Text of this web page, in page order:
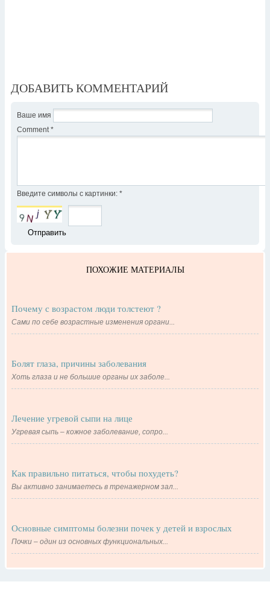
ДОБАВИТЬ КОММЕНТАРИЙ
Ваше имя
Comment *
Введите символы с картинки: *
ПОХОЖИЕ МАТЕРИАЛЫ
Почему с возрастом люди толстеют ?
Сами по себе возрастные изменения органи...
Болят глаза, причины заболевания
Хоть глаза и не большие органы их заболе...
Лечение угревой сыпи на лице
Угревая сыпь – кожное заболевание, сопро...
Как правильно питаться, чтобы похудеть?
Вы активно занимаетесь в тренажерном зал...
Основные симптомы болезни почек у детей и взрослых
Почки – один из основных функциональных...